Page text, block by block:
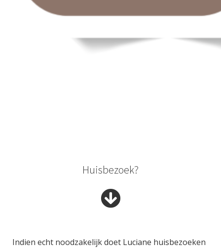
Huisbezoek?
Indien echt noodzakelijk doet Luciane huisbezoeken